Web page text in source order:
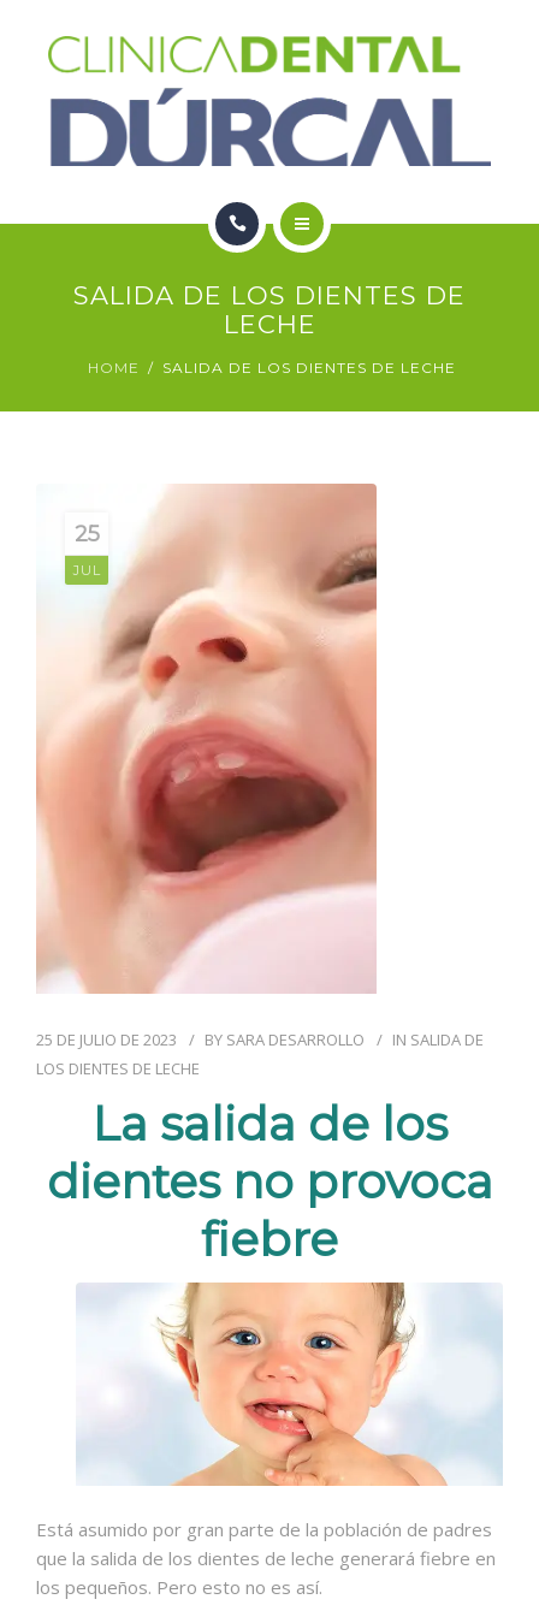
CONTACTO
SERVICIOS
SALIDA DE LOS DIENTES DE
LECHE
HOME SALIDA DE LOS DIENTES DE LECHE
25
JUL
25 DE JULIO DE 2023 BY SARA DESARROLLO IN SALIDA DE
LOS DIENTES DE LECHE
La salida de los
dientes no provoca
fiebre
Está asumido por gran parte de la población de padres
que la salida de los dientes de leche generará fiebre en
los pequeños. Pero esto no es así.